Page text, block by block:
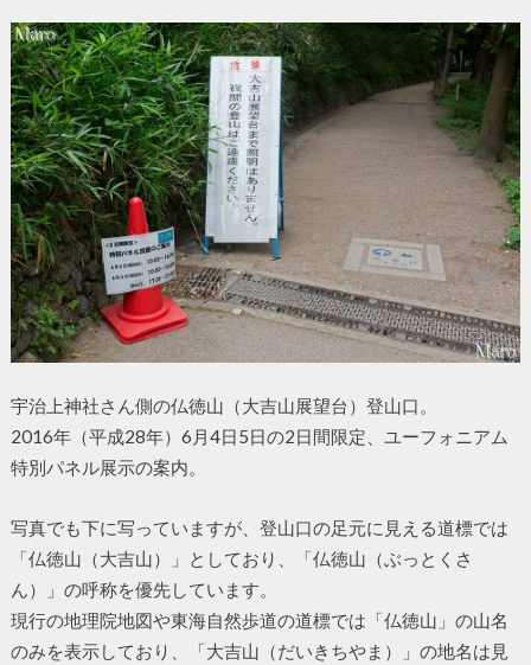
宇治上神社さん側の仏徳山（大吉山展望台）登山口。
2016年（平成28年）6月4日5日の2日間限定、ユーフォニアム
特別パネル展示の案内。
写真でも下に写っていますが、登山口の足元に見える道標では
「仏徳山（大吉山）」としており、「仏徳山（ぶっとくさ
ん）」の呼称を優先しています。
現行の地理院地図や東海自然歩道の道標では「仏徳山」の山名
のみを表示しており、「大吉山（だいきちやま）」の地名は見